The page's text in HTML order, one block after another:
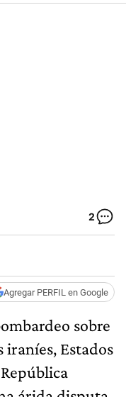
2
Agregar PERFIL en Google
sobre
iraníes, Estados